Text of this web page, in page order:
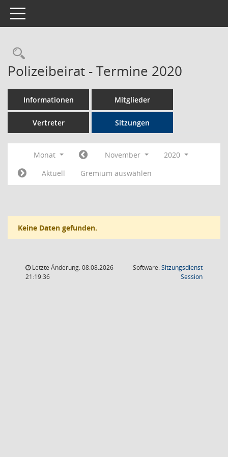
Toggle navigation
Rechercheauswahl
Polizeibeirat - Termine 2020
Informationen Mitglieder
Vertreter Sitzungen
Monat November
2020
Aktuell
Gremium auswählen
Keine Daten gefunden.
Letzte Änderung: 08.08.2026
21:19:36
Software:Sitzungsdienst
Session(Wird in